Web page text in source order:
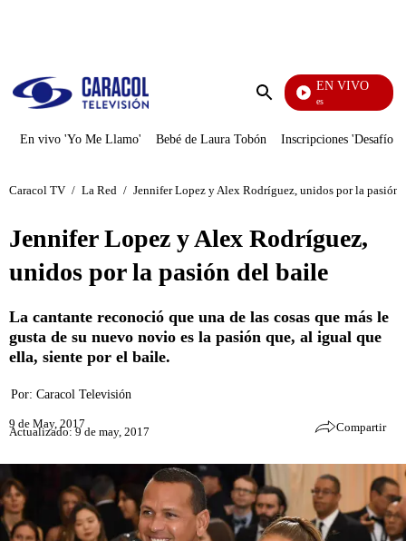
Enviar
EN VIVO
Sábados Felices
En vivo 'Yo Me Llamo' Bebé de Laura Tobón Inscripciones 'Desafío'
Caracol TV / La Red / Jennifer Lopez y Alex Rodríguez, unidos por la pasión
Jennifer Lopez y Alex Rodríguez,
unidos por la pasión del baile
La cantante reconoció que una de las cosas que más le
gusta de su nuevo novio es la pasión que, al igual que
ella, siente por el baile.
Por: Caracol Televisión
9 de May, 2017
Actualizado: 9 de may, 2017 Compartir